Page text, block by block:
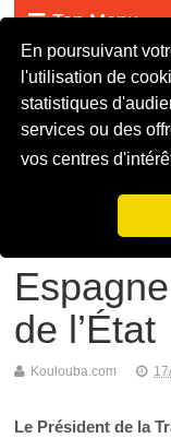
En poursuivant
l'utilisation de
statistiques
services ou des
vos centres
Top Menu
malijet mali jet com
mali
de l’État
Koulouba.com
Le Président de la